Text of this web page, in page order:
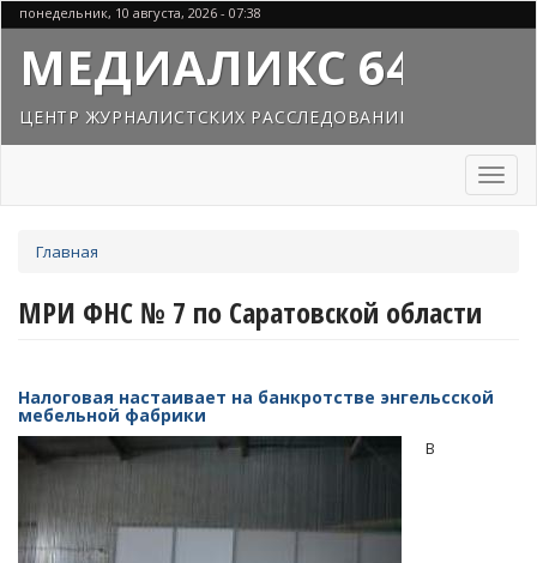
Перейти
к
основному
содержанию
понедельник, 10 августа, 2026 - 07:38
МЕДИАЛИКС 64
ЦЕНТР ЖУРНАЛИСТСКИХ РАССЛЕДОВАНИЙ
Toggle
здесь
Главная
МРИ ФНС № 7 по Саратовской области
Налоговая настаивает на банкротстве энгельсской
мебельной фабрики
В